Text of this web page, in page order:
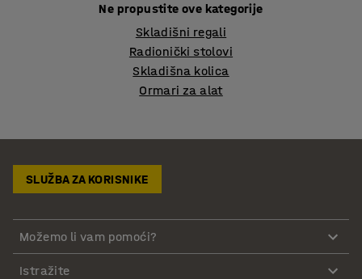
Ne propustite ove kategorije
Skladišni regali
Radionički stolovi
Skladišna kolica
Ormari za alat
SLUŽBA ZA KORISNIKE
Možemo li vam pomoći?
Istražite